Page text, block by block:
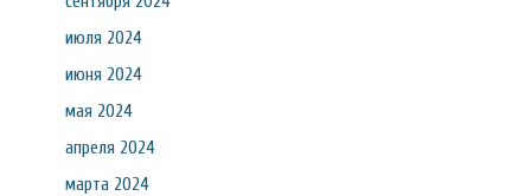
июля 2024
июня 2024
мая 2024
апреля 2024
марта 2024